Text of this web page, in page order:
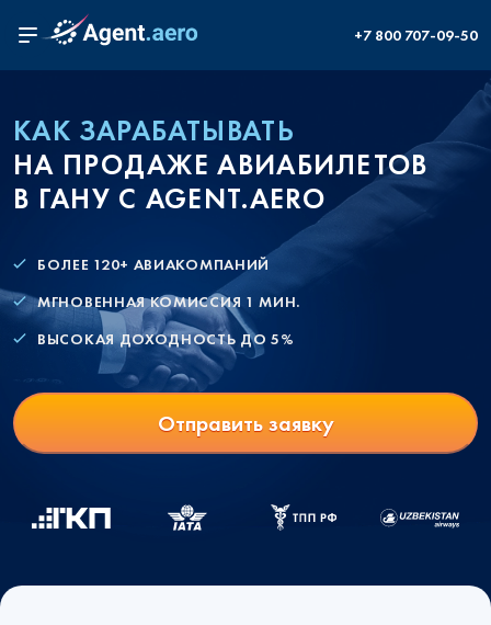
+7 800 707-09-50
КАК ЗАРАБАТЫВАТЬ
НА ПРОДАЖЕ АВИАБИЛЕТОВ
В ГАНУ С AGENT.AERO
БОЛЕЕ 120+ АВИАКОМПАНИЙ
МГНОВЕННАЯ КОМИССИЯ 1 МИН.
ВЫСОКАЯ ДОХОДНОСТЬ ДО 5%
Отправить заявку